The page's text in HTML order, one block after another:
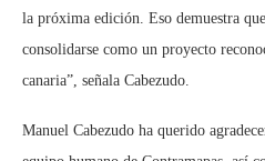
la próxima edición. Eso demuestra
consolidarse como un proyecto
canaria”, señala Cabezudo.
Manuel Cabezudo ha querido